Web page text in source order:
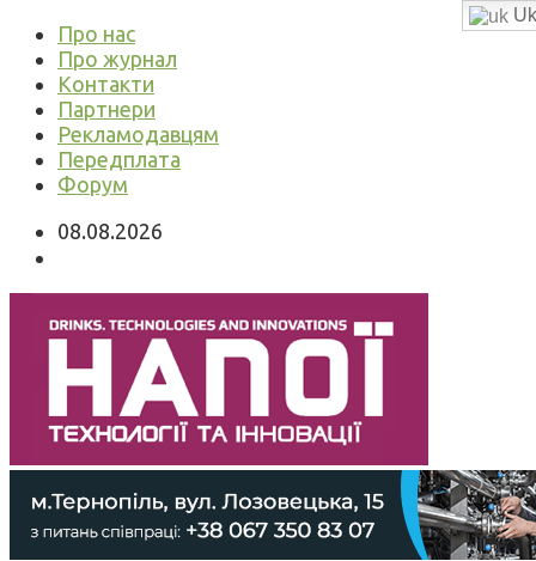
Про нас
Про журнал
Контакти
Партнери
Рекламодавцям
Передплата
Форум
08.08.2026